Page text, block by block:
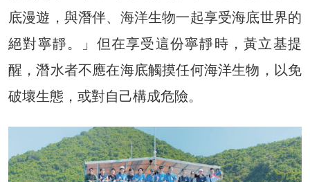
底漫遊，與潛伴、海洋生物一起享受海底世界的
絕對寧靜。」但在享受這份寧靜時，黃立基提
醒，潛水者不應在海底觸摸任何海洋生物，以免
破壞生態，或對自己構成危險。